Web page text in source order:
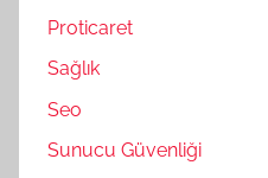
Proticaret
Sağlık
Seo
Sunucu Güvenliği